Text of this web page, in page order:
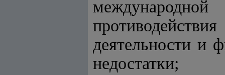
деятельности и
недостатки;